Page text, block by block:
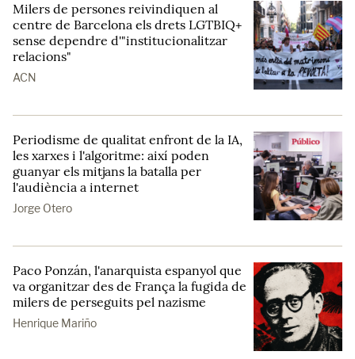
Milers de persones reivindiquen al
centre de Barcelona els drets LGTBIQ+
sense dependre d'"institucionalitzar
relacions"
ACN
Periodisme de qualitat enfront de la IA,
les xarxes i l'algoritme: així poden
guanyar els mitjans la batalla per
l'audiència a internet
Jorge Otero
Paco Ponzán, l'anarquista espanyol que
va organitzar des de França la fugida de
milers de perseguits pel nazisme
Henrique Mariño